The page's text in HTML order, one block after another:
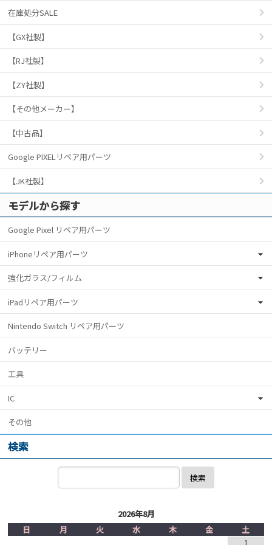
在庫処分SALE
【GX社製】
【RJ社製】
【ZY社製】
【その他メーカー】
【中古品】
Google PIXELリペア用パーツ
【JK社製】
モデルから探す
Google Pixel リペア用パーツ
iPhoneリペア用パーツ
強化ガラス/フィルム
iPadリペア用パーツ
Nintendo Switch リペア用パーツ
バッテリー
工具
IC
その他
検索
検索
2026年8月
日
月 火 水 木 金
土
1